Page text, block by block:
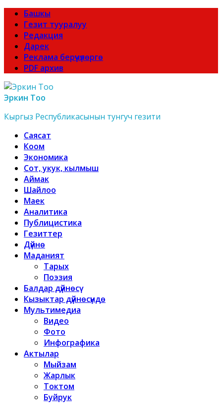
Башкы
Гезит тууралуу
Редакция
Дарек
Реклама берүүчүлөргө
PDF архив
Эркин Тоо
Кыргыз Республикасынын тунгуч гезити
Саясат
Коом
Экономика
Сот, укук, кылмыш
Аймак
Шайлоо
Маек
Аналитика
Публицистика
Гезиттер
Дүйнө
Маданият
Тарых
Поэзия
Балдар дүйнөсү
Кызыктар дүйнөсүндө
Мультимедиа
Видео
Фото
Инфографика
Актылар
Мыйзам
Жарлык
Токтом
Буйрук